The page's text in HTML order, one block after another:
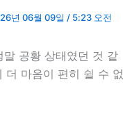
년 06월 09일 / 5:23 오전
공황 상태였던 것 같
더 마음이 편히 쉴 수 없